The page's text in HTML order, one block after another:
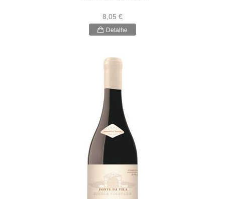
8,05 €
Detalhe